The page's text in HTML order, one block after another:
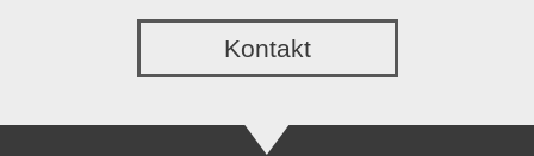
Kontakt